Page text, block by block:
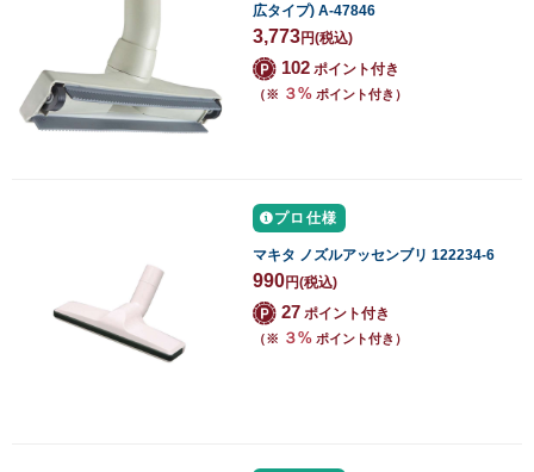
広タイプ) A-47846
3,773円(税込)
102 ポイント付き
（※ ３% ポイント付き）
プロ仕様
マキタ ノズルアッセンブリ 122234-6
990円(税込)
27 ポイント付き
（※ ３% ポイント付き）